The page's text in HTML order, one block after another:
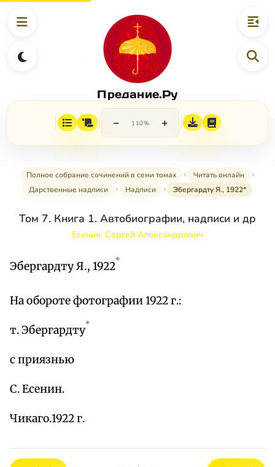
Предание.Ру
− 110% +
Полное собрание сочинений в семи томах
Читать онлайн
Дарственные надписи
Надписи Эбергардту Я., 1922*
Том 7. Книга 1. Автобиографии, надписи и др
Есенин, Сергей Александрович
Эбергардту Я., 1922*
На обороте фотографии 1922 г.:
т. Эбергардту*
с приязнью
С. Есенин.
Чикаго.1922 г.